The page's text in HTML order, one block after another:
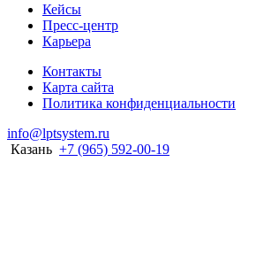
Кейсы
Пресс-центр
Карьера
Контакты
Карта сайта
Политика конфиденциальности
info@lptsystem.ru
Казань +7 (965) 592-00-19